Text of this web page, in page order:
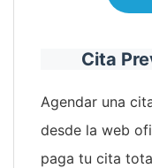
Cita
Agendar una
desde la web
paga tu cita